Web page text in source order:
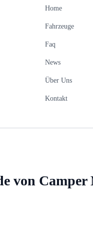
Home
Fahrzeuge
Faq
News
Über Uns
Kontakt
von Camper